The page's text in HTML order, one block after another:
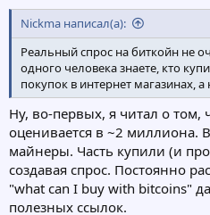
Nickma написал(а):
Реальный спрос на биткойн не
одного человека знаете, кто
покупок в интернет магазинах,
Ну, во-первых, я читал о том,
оценивается в ~2 миллиона.
майнеры. Часть купили (и
создавая спрос. Постоянно
"what can I buy with bitcoins"
полезных ссылок.